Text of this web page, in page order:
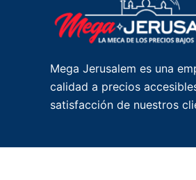
Mega Jerusalem es una
calidad a precios
satisfacción de nuestros